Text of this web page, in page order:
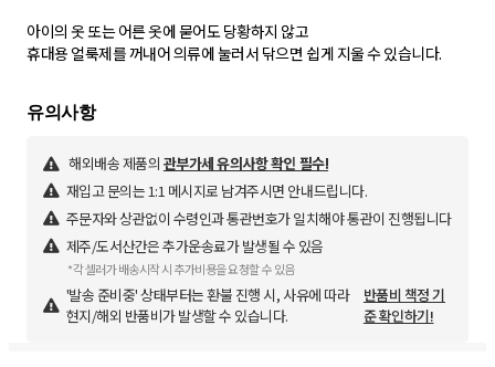
아이의 옷 또는 어른 옷에 묻어도 당황하지 않고
휴대용 얼룩제를 꺼내어 의류에 눌러서 닦으면 쉽게 지울 수 있습니다.
유의사항
해외배송 제품의 관부가세 유의사항 확인 필수!
재입고 문의는 1:1 메시지로 남겨주시면 안내드립니다.
주문자와 상관없이 수령인과 통관번호가 일치해야 통관이 진행됩니다
제주/도서산간은 추가운송료가 발생될 수 있음
*각 셀러가 배송시작 시 추가비용을 요청할 수 있음
'발송 준비중' 상태부터는 환불 진행 시, 사유에 따라
현지/해외 반품비가 발생할 수 있습니다.
반품비 책정 기
준 확인하기!